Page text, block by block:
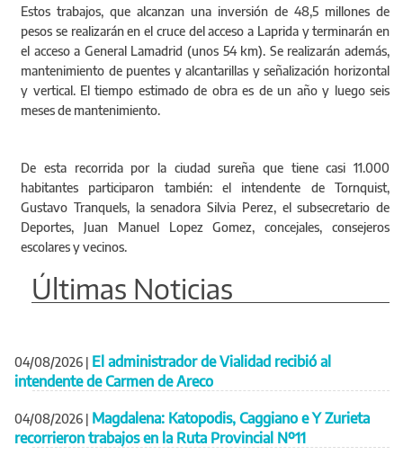
Estos trabajos, que alcanzan una inversión de 48,5 millones de
pesos se realizarán en el cruce del acceso a Laprida y terminarán en
el acceso a General Lamadrid (unos 54 km). Se realizarán además,
mantenimiento de puentes y alcantarillas y señalización horizontal
y vertical. El tiempo estimado de obra es de un año y luego seis
meses de mantenimiento.
De esta recorrida por la ciudad sureña que tiene casi 11.000
habitantes participaron también: el intendente de Tornquist,
Gustavo Tranquels, la senadora Silvia Perez, el subsecretario de
Deportes, Juan Manuel Lopez Gomez, concejales, consejeros
escolares y vecinos.
Últimas Noticias
04/08/2026 | El administrador de Vialidad recibió al
intendente de Carmen de Areco
04/08/2026 | Magdalena: Katopodis, Caggiano e Y Zurieta
recorrieron trabajos en la Ruta Provincial Nº11